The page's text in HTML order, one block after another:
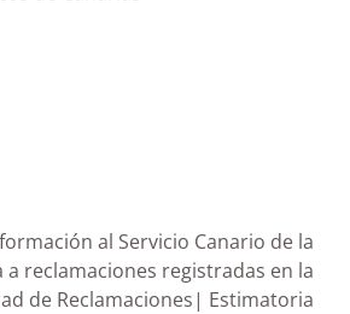
al Servicio Canario de la
a reclamaciones registradas en la
de Reclamaciones| Estimatoria